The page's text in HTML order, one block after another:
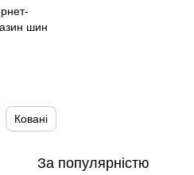
Ковані
За популярністю